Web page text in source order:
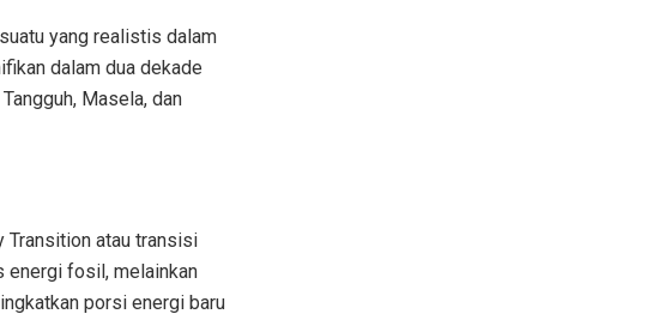
yang realistis dalam
dalam dua dekade
Masela, dan
Transition atau transisi
energi fosil, melainkan
porsi energi baru